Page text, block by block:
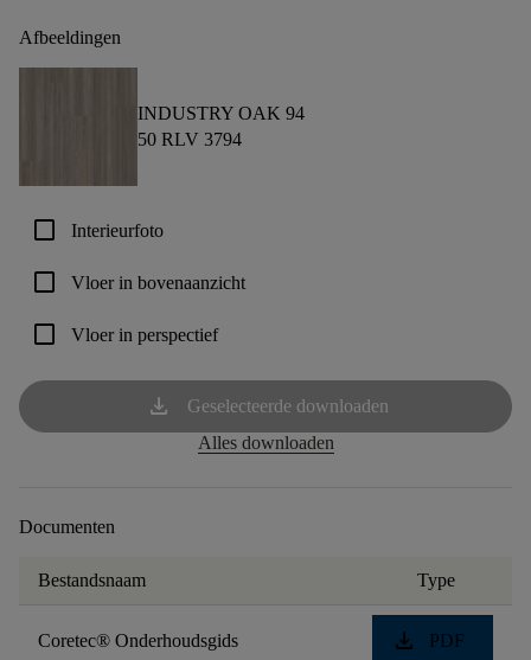
Afbeeldingen
INDUSTRY OAK 94
50 RLV 3794
check_box_outline_blank Interieurfoto
check_box_outline_blank Vloer in bovenaanzicht
check_box_outline_blank Vloer in perspectief
download
Geselecteerde downloaden
Alles downloaden
Documenten
Bestandsnaam Type
Coretec® Onderhoudsgids download PDF